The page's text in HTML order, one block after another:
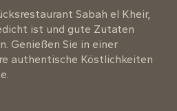
Sabah el Kheir,
ist und gute Zutaten
Genießen Sie in einer
authentische Köstlichkeiten